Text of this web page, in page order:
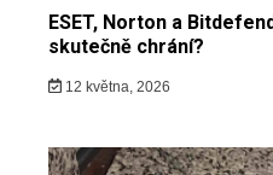
ESET, Norton a
skutečně chrání?
12 května, 2026